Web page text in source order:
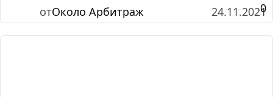
0
отОколо Арбитраж 24.11.2021